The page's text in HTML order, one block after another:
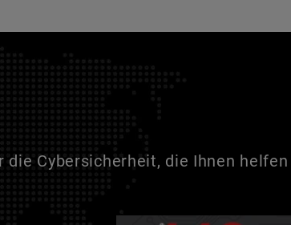
Cybersicherheit, die Ihnen